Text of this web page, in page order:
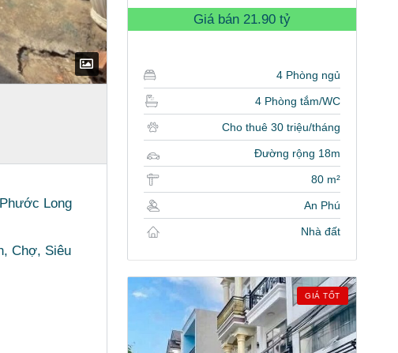
Long
Chợ, Siêu
Giá bán 21.90 tỷ
4 Phòng ngủ
4 Phòng tắm/WC
Cho thuê 30 triệu/tháng
Đường rộng 18m
80 m²
An Phú
Nhà đất
GIÁ TỐT